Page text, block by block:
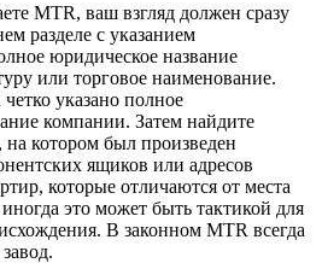
MTR, ваш взгляд должен сразу
разделе с указанием
юридическое название
или торговое наименование.
указано полное
компании. Затем найдите
на котором был произведен
ящиков или адресов
которые отличаются от места
это может быть тактикой для
В законном MTR всегда